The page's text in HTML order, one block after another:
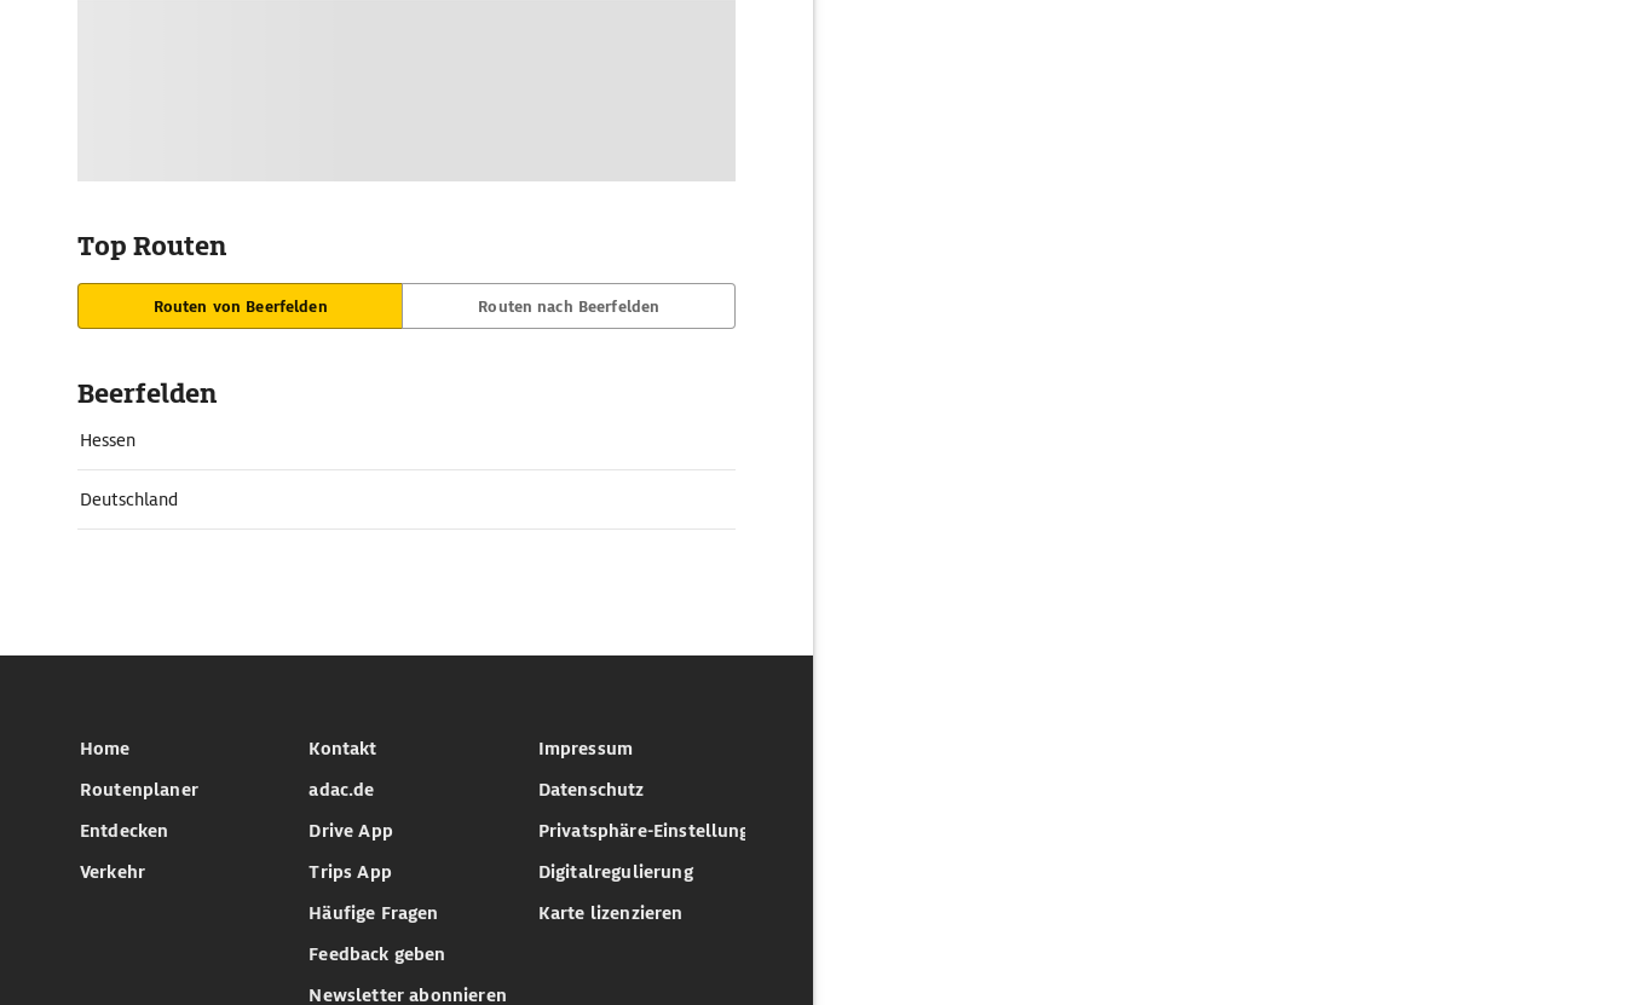
Top Routen
Routen von Beerfelden Routen nach Beerfelden
Beerfelden
Hessen
Deutschland
Home
Routenplaner
Entdecken
Verkehr
Kontakt
adac.de
Drive App
Trips App
Häufige Fragen
Feedback geben
Newsletter abonnieren
Impressum
Datenschutz
Privatsphäre-Einstellungen
Digitalregulierung
Karte lizenzieren